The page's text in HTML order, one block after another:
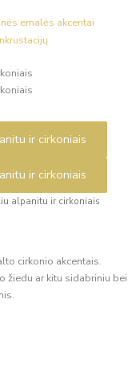
emalės akcentai
alpanitu ir cirkoniais
cirkonio akcentais.
žiedu ar kitu sidabriniu bei